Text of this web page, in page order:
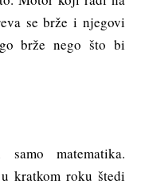
se brže i njegovi
brže nego što bi
matematika.
kratkom roku štedi